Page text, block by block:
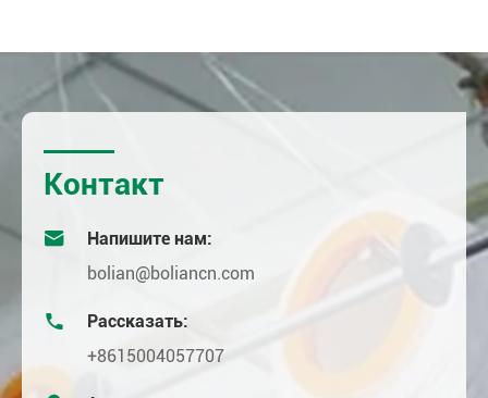
Контакт

Напишите нам:
bolian@boliancn.com

Рассказать:
+8615004057707